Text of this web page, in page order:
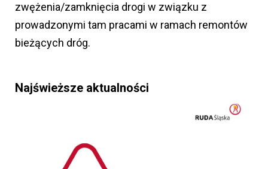
zwężenia/zamknięcia drogi w związku z
prowadzonymi tam pracami w ramach remontów
bieżących dróg.
Najświeższe aktualności